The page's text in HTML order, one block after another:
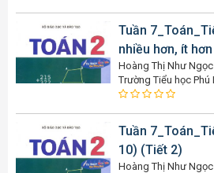
Tuần
nhiều hơn, ít
Hoàng Thị Như Ngọc
Trường Tiểu học Phú
Tuần
10) (Tiết 2)
Hoàng Thị Như Ngọc